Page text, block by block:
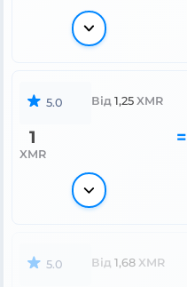
5.0 Від 1,25 XMR
1
XMR
=
5.0 Від 1,68 XMR